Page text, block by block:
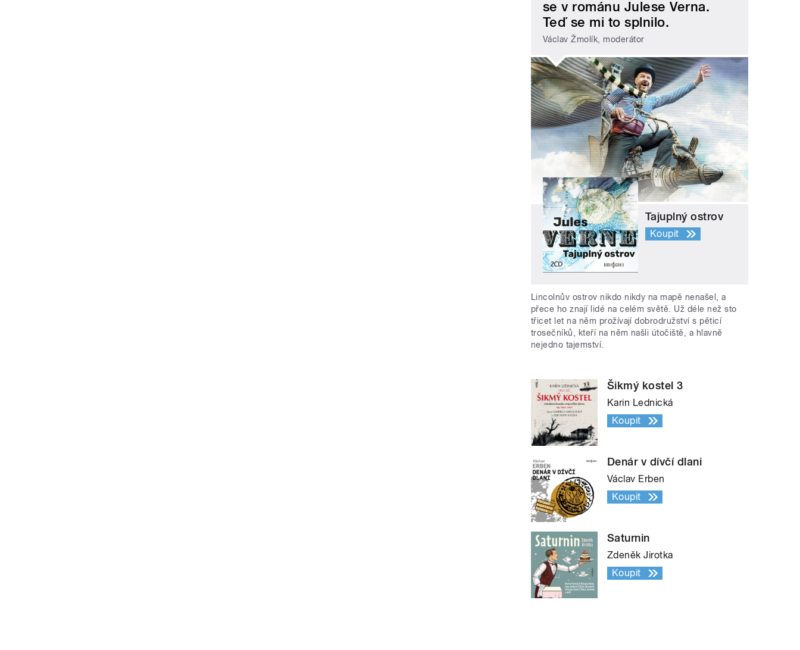
se v románu Julese Verna.
Teď se mi to splnilo.
Václav Žmolík, moderátor
Tajuplný ostrov
Koupit
Lincolnův ostrov nikdo nikdy na mapě nenašel, a
přece ho znají lidé na celém světě. Už déle než sto
třicet let na něm prožívají dobrodružství s pěticí
trosečníků, kteří na něm našli útočiště, a hlavně
nejedno tajemství.
Šikmý kostel 3
Karin Lednická
Koupit
Denár v dívčí dlani
Václav Erben
Koupit
Saturnin
Zdeněk Jirotka
Koupit